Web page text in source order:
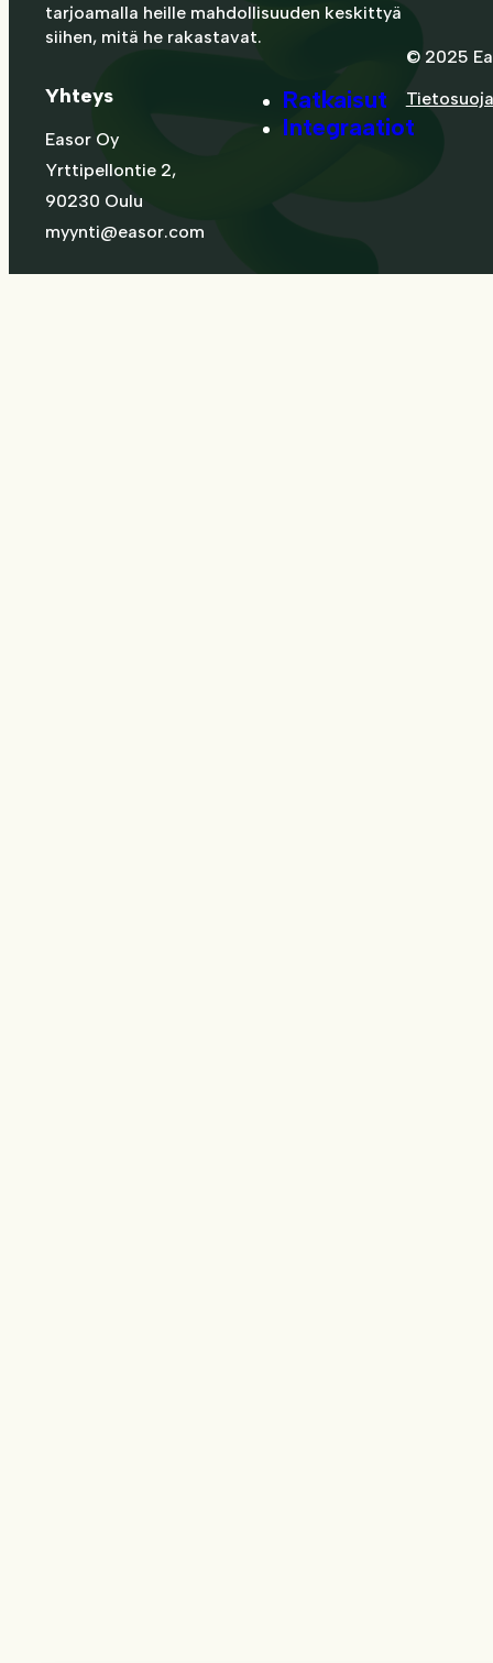
tarjoamalla heille mahdollisuuden keskittyä
siihen, mitä he rakastavat.
Yhteys
Easor Oy
Yrttipellontie 2,
90230 Oulu
myynti@easor.com
Ratkaisut
Integraatiot
© 2025